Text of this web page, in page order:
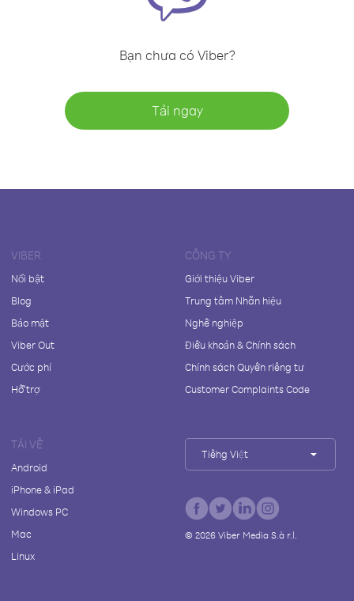
Bạn chưa có Viber?
Tải ngay
VIBER
Nổi bật
Blog
Bảo mật
Viber Out
Cước phí
Hỗ trợ
CÔNG TY
Giới thiệu Viber
Trung tâm Nhãn hiệu
Nghề nghiệp
Điều khoản & Chính sách
Chính sách Quyền riêng tư
Customer Complaints Code
TẢI VỀ
Android
iPhone & iPad
Windows PC
Mac
Linux
Tiếng Việt
© 2026Viber Media S.à r.l.